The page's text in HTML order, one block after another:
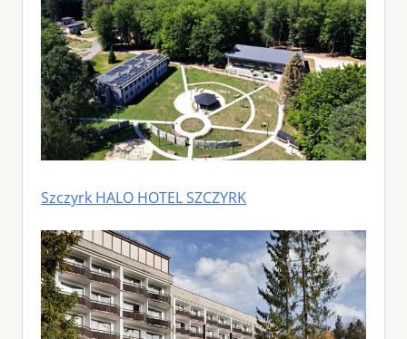
Szczyrk HALO HOTEL SZCZYRK